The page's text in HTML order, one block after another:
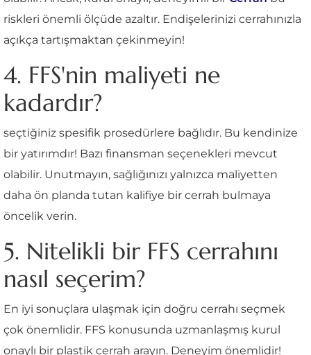
riskleri önemli ölçüde azaltır. Endişelerinizi cerrahınızla
açıkça tartışmaktan çekinmeyin!
4. FFS'nin maliyeti ne
kadardır?
seçtiğiniz spesifik prosedürlere bağlıdır. Bu kendinize
bir yatırımdır! Bazı finansman seçenekleri mevcut
olabilir. Unutmayın, sağlığınızı yalnızca maliyetten
daha ön planda tutan kalifiye bir cerrah bulmaya
öncelik verin.
5. Nitelikli bir FFS cerrahını
nasıl seçerim?
En iyi sonuçlara ulaşmak için doğru cerrahı seçmek
çok önemlidir. FFS konusunda uzmanlaşmış kurul
onaylı bir plastik cerrah arayın. Deneyim önemlidir!